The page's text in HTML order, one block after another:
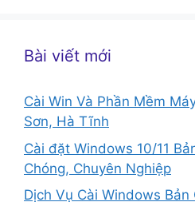
Bài viết mới
Cài Win Và Phần Mềm
Sơn, Hà Tĩnh
Cài đặt Windows 10/11
Chóng, Chuyên Nghiệp
Dịch Vụ Cài Windows Bản